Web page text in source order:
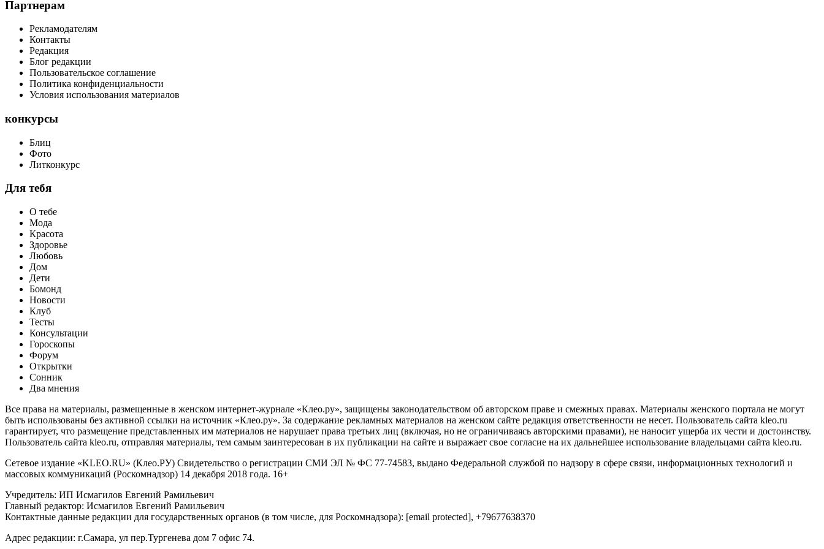
Партнерам
Рекламодателям
Контакты
Редакция
Блог редакции
Пользовательское соглашение
Политика конфиденциальности
Условия использования материалов
конкурсы
Блиц
Фото
Литконкурс
Для тебя
О тебе
Мода
Красота
Здоровье
Любовь
Дом
Дети
Бомонд
Новости
Клуб
Тесты
Консультации
Гороскопы
Форум
Открытки
Сонник
Два мнения
Все права на материалы, размещенные в женском интернет-журнале «Клео.ру», защищены законодательством об авторском праве и смежных правах. Материалы женского портала не могут
быть использованы без активной ссылки на источник «Клео.ру». За содержание рекламных материалов на женском сайте редакция ответственности не несет. Пользователь сайта kleo.ru
гарантирует, что размещение представленных им материалов не нарушает права третьих лиц (включая, но не ограничиваясь авторскими правами), не наносит ущерба их чести и достоинству.
Пользователь сайта kleo.ru, отправляя материалы, тем самым заинтересован в их публикации на сайте и выражает свое согласие на их дальнейшее использование владельцами сайта kleo.ru.
Сетевое издание «KLEO.RU» (Клео.РУ) Свидетельство о регистрации СМИ ЭЛ № ФС 77-74583, выдано Федеральной службой по надзору в сфере связи, информационных технологий и
массовых коммуникаций (Роскомнадзор) 14 декабря 2018 года. 16+
Учредитель: ИП Исмагилов Евгений Рамильевич
Главный редактор: Исмагилов Евгений Рамильевич
Контактные данные редакции для государственных органов (в том числе, для Роскомнадзора): [email protected], +79677638370
Адрес редакции: г.Самара, ул пер.Тургенева дом 7 офис 74.